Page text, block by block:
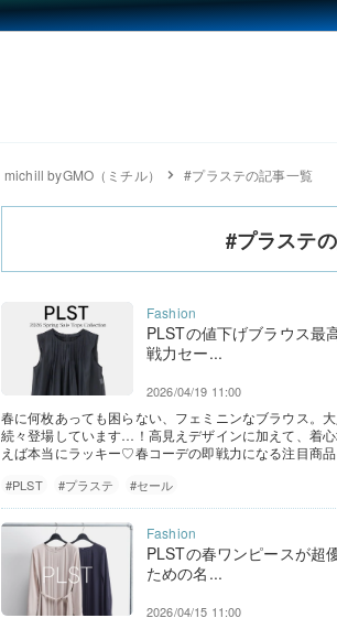
michill byGMO（ミチル） #プラステの記事一覧
#プラステ
PLSTの値下げブラウス最
戦力セー...
2026/04/19 11:00
春に何枚あっても困らない、フェミニンなブラウス。
続々登場しています…！高見えデザインに加えて、着
えば本当にラッキー♡春コーデの即戦力になる注目商
#PLST #プラステ #セール
PLSTの春ワンピースが超
ための名...
2026/04/15 11:00